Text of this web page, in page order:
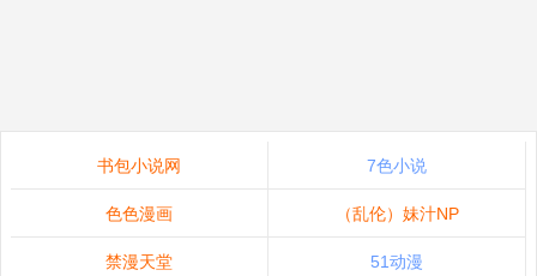
书包小说网 7色小说
色色漫画 （乱伦）妹汁NP
禁漫天堂 51动漫